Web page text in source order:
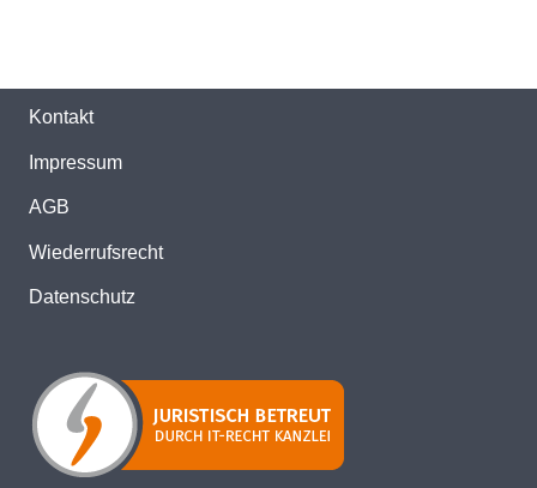
Kontakt
Impressum
AGB
Wiederrufsrecht
Datenschutz